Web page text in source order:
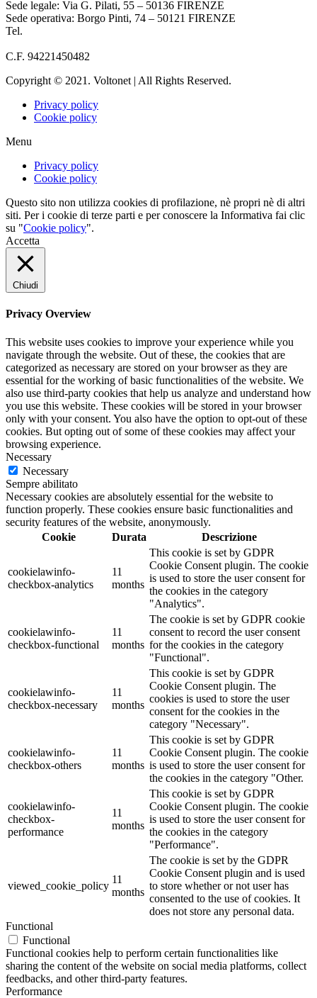
Sede legale: Via G. Pilati, 55 – 50136 FIRENZE
Sede operativa: Borgo Pinti, 74 – 50121 FIRENZE
Tel.
C.F. 94221450482
Copyright © 2021. Voltonet | All Rights Reserved.
Privacy policy
Cookie policy
Menu
Privacy policy
Cookie policy
Questo sito non utilizza cookies di profilazione, nè propri nè di altri
siti. Per i cookie di terze parti e per conoscere la Informativa fai clic
su "Cookie policy".
Accetta
Chiudi
Privacy Overview
This website uses cookies to improve your experience while you
navigate through the website. Out of these, the cookies that are
categorized as necessary are stored on your browser as they are
essential for the working of basic functionalities of the website. We
also use third-party cookies that help us analyze and understand how
you use this website. These cookies will be stored in your browser
only with your consent. You also have the option to opt-out of these
cookies. But opting out of some of these cookies may affect your
browsing experience.
Necessary
Necessary
Sempre abilitato
Necessary cookies are absolutely essential for the website to
function properly. These cookies ensure basic functionalities and
security features of the website, anonymously.
Cookie
Durata Descrizione
cookielawinfo-
checkbox-analytics
11
months
This cookie is set by GDPR
Cookie Consent plugin. The cookie
is used to store the user consent for
the cookies in the category
"Analytics".
cookielawinfo-
checkbox-functional
11
months
The cookie is set by GDPR cookie
consent to record the user consent
for the cookies in the category
"Functional".
cookielawinfo-
checkbox-necessary
11
months
This cookie is set by GDPR
Cookie Consent plugin. The
cookies is used to store the user
consent for the cookies in the
category "Necessary".
cookielawinfo-
checkbox-others
11
months
This cookie is set by GDPR
Cookie Consent plugin. The cookie
is used to store the user consent for
the cookies in the category "Other.
cookielawinfo-
checkbox-
performance
11
months
This cookie is set by GDPR
Cookie Consent plugin. The cookie
is used to store the user consent for
the cookies in the category
"Performance".
viewed_cookie_policy
11
months
The cookie is set by the GDPR
Cookie Consent plugin and is used
to store whether or not user has
consented to the use of cookies. It
does not store any personal data.
Functional
Functional
Functional cookies help to perform certain functionalities like
sharing the content of the website on social media platforms, collect
feedbacks, and other third-party features.
Performance